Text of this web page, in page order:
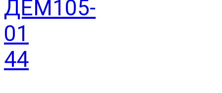
ДЕМ105-
01
44